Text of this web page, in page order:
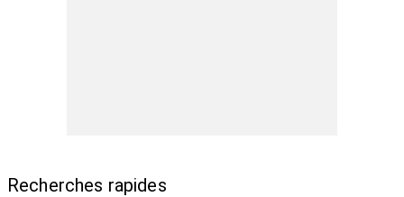
Recherches rapides